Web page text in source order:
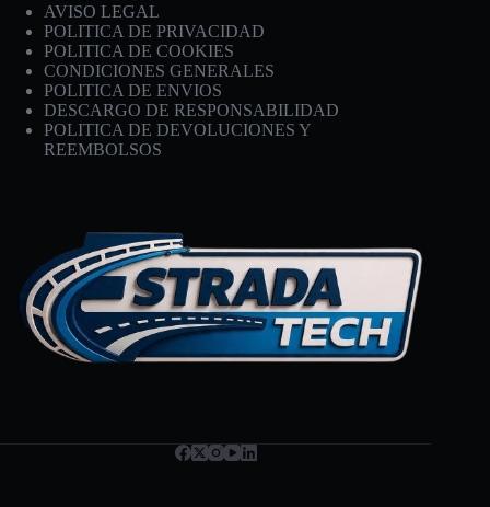
AVISO LEGAL
POLITICA DE PRIVACIDAD
POLITICA DE COOKIES
CONDICIONES GENERALES
POLITICA DE ENVIOS
DESCARGO DE RESPONSABILIDAD
POLITICA DE DEVOLUCIONES Y
REEMBOLSOS